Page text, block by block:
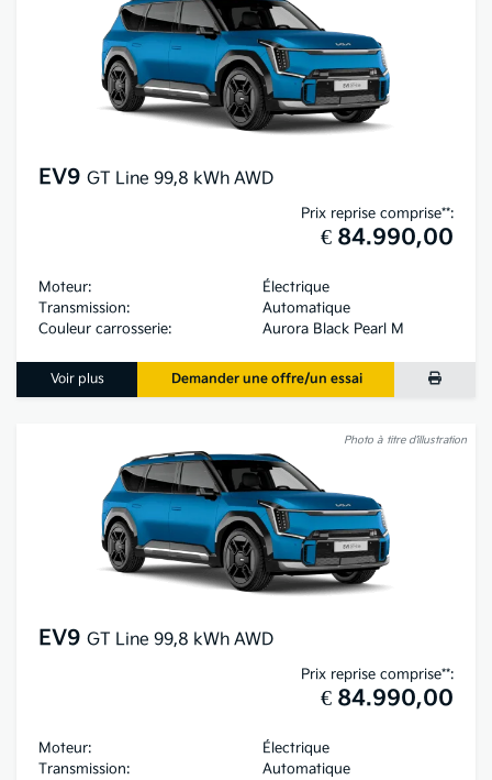
EV9 GT Line 99,8 kWh AWD
Prix reprise comprise**:
€ 84.990,00
Moteur:
Électrique
Transmission:
Automatique
Couleur carrosserie:
Aurora Black Pearl M
Voir plus Demander une offre/un essai
Photo à titre d’illustration
EV9 GT Line 99,8 kWh AWD
Prix reprise comprise**:
€ 84.990,00
Moteur:
Électrique
Transmission:
Automatique